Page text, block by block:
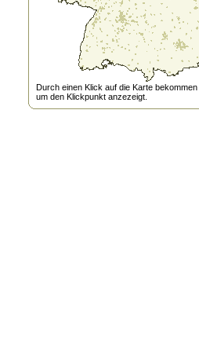
Durch einen Klick auf die Karte
um den Klickpunkt anzezeigt.